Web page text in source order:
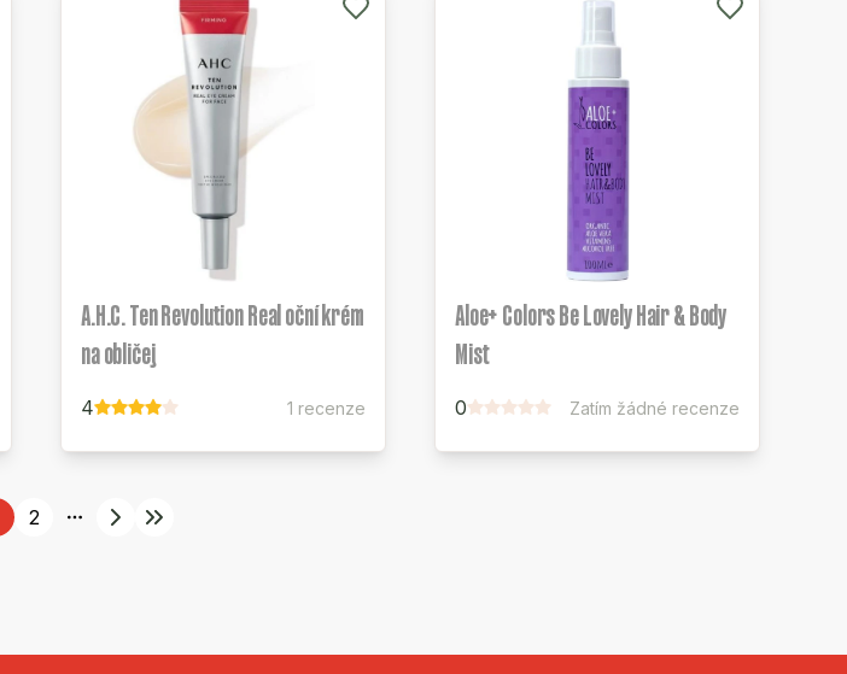
A.H.C. Ten Revolution Real oční krém
na obličej
4 1 recenze
Aloe+ Colors Be Lovely Hair & Body
Mist
0 Zatím žádné recenze
2
More pages